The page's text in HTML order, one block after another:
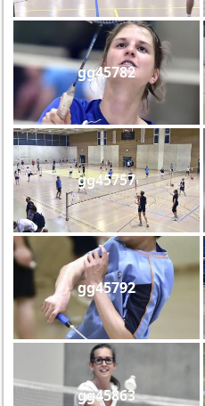
gg45782
gg45757
gg45792
gg45863